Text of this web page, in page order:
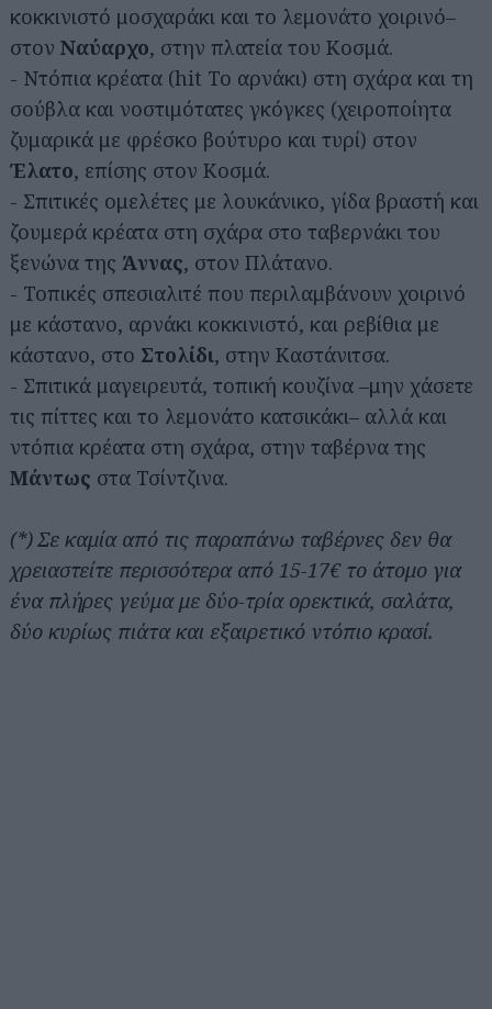
κοκκινιστό μοσχαράκι και το λεμονάτο χοιρινό–
στον Ναύαρχο, στην πλατεία του Κοσμά.
- Ντόπια κρέατα (hit Το αρνάκι) στη σχάρα και τη
σούβλα και νοστιμότατες γκόγκες (χειροποίητα
ζυμαρικά με φρέσκο βούτυρο και τυρί) στον
Έλατο, επίσης στον Κοσμά.
- Σπιτικές ομελέτες με λουκάνικο, γίδα βραστή και
ζουμερά κρέατα στη σχάρα στο ταβερνάκι του
ξενώνα της Άννας, στον Πλάτανο.
- Τοπικές σπεσιαλιτέ που περιλαμβάνουν χοιρινό
με κάστανο, αρνάκι κοκκινιστό, και ρεβίθια με
κάστανο, στο Στολίδι, στην Καστάνιτσα.
- Σπιτικά μαγειρευτά, τοπική κουζίνα –μην χάσετε
τις πίττες και το λεμονάτο κατσικάκι– αλλά και
ντόπια κρέατα στη σχάρα, στην ταβέρνα της
Μάντως στα Τσίντζινα.
(*) Σε καμία από τις παραπάνω ταβέρνες δεν θα
χρειαστείτε περισσότερα από 15-17€ το άτομο για
ένα πλήρες γεύμα με δύο-τρία ορεκτικά, σαλάτα,
δύο κυρίως πιάτα και εξαιρετικό ντόπιο κρασί.